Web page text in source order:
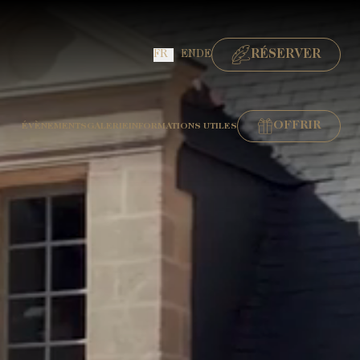
FR ENDE RÉSERVER
RÉSERVER UNE CHAMBRE
RÉSERVER UNE TABLE GASTRONOMIQUE
RÉSERVER UNE TABLE BISTRONOMIQUE
ÉVÈNEMENTS GALERIE INFORMATIONS UTILES OFFRIR